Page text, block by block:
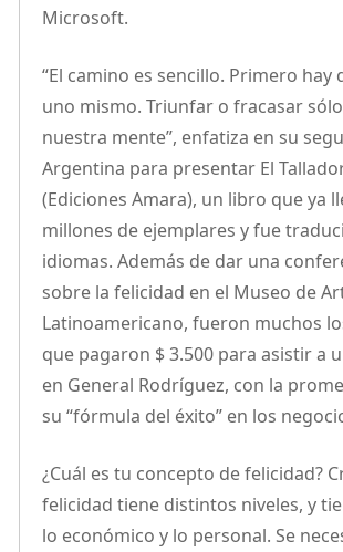
Microsoft.
“El camino es sencillo. Primero hay
uno mismo. Triunfar o fracasar
nuestra mente”, enfatiza en su
Argentina para presentar El
(Ediciones Amara), un libro que ya
millones de ejemplares y fue
idiomas. Además de dar una
sobre la felicidad en el Museo de
Latinoamericano, fueron muchos
que pagaron $ 3.500 para asistir a
en General Rodríguez, con la
su “fórmula del éxito” en los
¿Cuál es tu concepto de felicidad?
felicidad tiene distintos niveles, y
lo económico y lo personal. Se